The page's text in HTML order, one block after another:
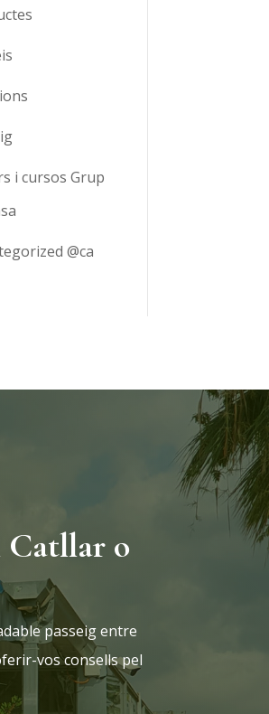
i cursos Grup
@ca
Catllar o
passeig entre
vos consells pel